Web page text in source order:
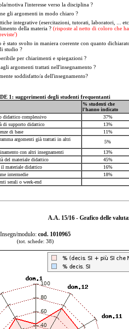
motiva l'interesse verso la disciplina ?
gli argomenti in modo chiaro ?
integrative (esercitazioni, tutorati, laboratori, ...
della materia ? (risposte al netto di coloro che
è stato svolto in maniera coerente con quanto
studio ?
per chiarimenti e spiegazioni ?
agli argomenti trattati nell'insegnamento ?
soddisfatto/a dell'insegnamento?
1: suggerimenti degli studenti frequentanti
% studenti che
l'hanno indicato
didattico complessivo
37%
di supporto didattico
13%
di base
11%
argomenti già trattati in altri
5%
con altri insegnamenti
13%
del materiale didattico
45%
materiale didattico
16%
intermedie
18%
serali o week-end
A.A. 15/16 - Grafico delle
Insegn/modulo: cod. 1010965
(tot. schede: 38)